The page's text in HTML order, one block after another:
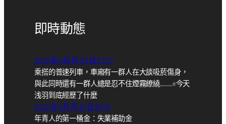
即時動態
2026 年 6月 月 09 日 23:45
乘搭的普速列車，車廂有一群人在大談吸菸傷身，
與此同時還有一群人總是忍不住煙霧繚繞……#今天
浅羽到底經歷了什麼
2026 年 5月 月 14 日 18:30
年青人的第一桶金：失業補助金